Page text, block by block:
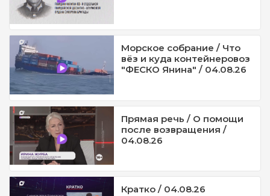
Морское собрание / Что
вёз и куда контейнеровоз
"ФЕСКО Янина" / 04.08.26
Прямая речь / О помощи
после возвращения /
04.08.26
Кратко / 04.08.26